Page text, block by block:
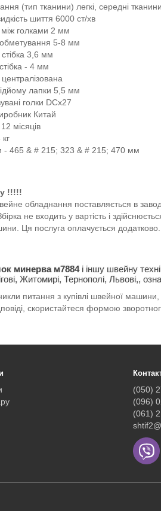
(тип тканини) легкі, середні тканини
шиття 6000 ст/хв
між голками 2 мм
5-8 мм
3,6 мм
- 4 мм
лапки 5,5 мм
голки DCx27
Китай
місяців
- 465 & # 215; 323 & # 215; 470 мм
!!!!!
обладнання поставляється в
не входить у вартість і
Ця послуга оплачується додатково.
минерва м7884 і іншу швейну
Житомирі, Тернополі, Львові,,
питання з купівлі швейної машини,
скористайтеся формою
(050)
(096)
(061)